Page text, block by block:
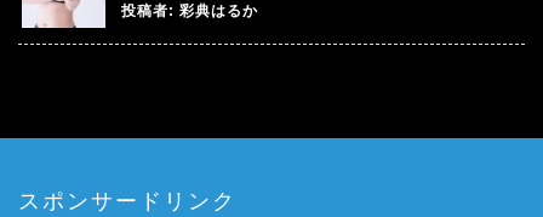
投稿者: 彩典はるか
スポンサードリンク